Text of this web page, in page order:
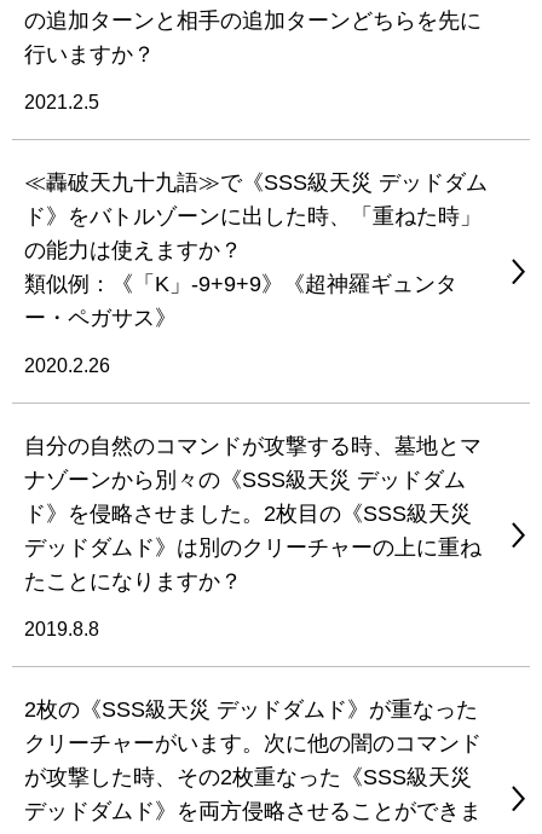
の追加ターンと相手の追加ターンどちらを先に
行いますか？
2021.2.5
≪轟破天九十九語≫で《SSS級天災 デッドダム
ド》をバトルゾーンに出した時、「重ねた時」
の能力は使えますか？
類似例：《「K」-9+9+9》《超神羅ギュンタ
ー・ペガサス》
2020.2.26
自分の自然のコマンドが攻撃する時、墓地とマ
ナゾーンから別々の《SSS級天災 デッドダム
ド》を侵略させました。2枚目の《SSS級天災
デッドダムド》は別のクリーチャーの上に重ね
たことになりますか？
2019.8.8
2枚の《SSS級天災 デッドダムド》が重なった
クリーチャーがいます。次に他の闇のコマンド
が攻撃した時、その2枚重なった《SSS級天災
デッドダムド》を両方侵略させることができま